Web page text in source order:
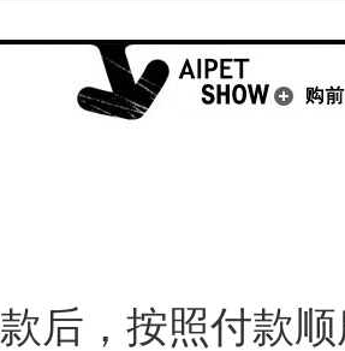
后，按照付款顺